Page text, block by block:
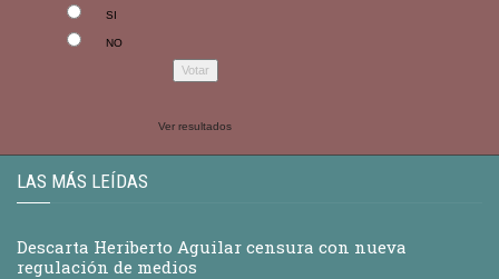
SI
NO
Ver resultados
LAS MÁS LEÍDAS
Descarta Heriberto Aguilar censura con nueva
regulación de medios